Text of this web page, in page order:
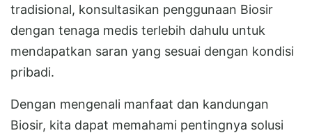
tradisional, konsultasikan penggunaan Biosir
dengan tenaga medis terlebih dahulu untuk
mendapatkan saran yang sesuai dengan kondisi
pribadi.
Dengan mengenali manfaat dan kandungan
Biosir, kita dapat memahami pentingnya solusi